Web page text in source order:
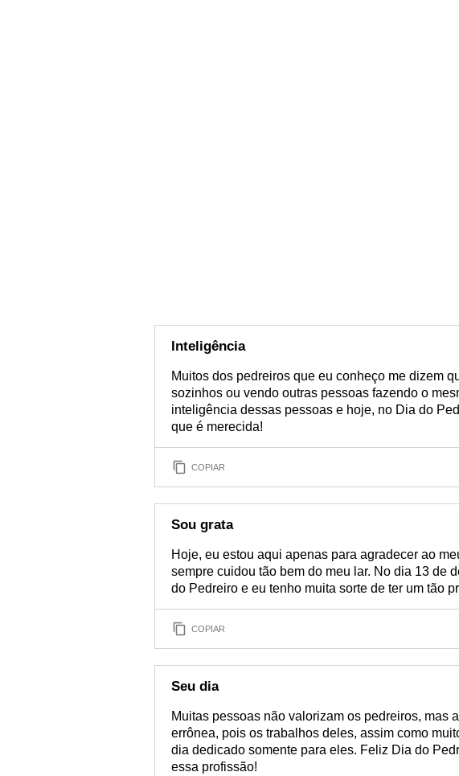
Inteligência
Muitos dos pedreiros que eu conheço me dizem
sozinhos ou vendo outras pessoas fazendo o
inteligência dessas pessoas e hoje, no Dia do
que é merecida!
COPIAR
Sou grata
Hoje, eu estou aqui apenas para agradecer ao
sempre cuidou tão bem do meu lar. No dia 13 de
do Pedreiro e eu tenho muita sorte de ter um tão
COPIAR
Seu dia
Muitas pessoas não valorizam os pedreiros, mas
errônea, pois os trabalhos deles, assim como
dia dedicado somente para eles. Feliz Dia do
essa profissão!